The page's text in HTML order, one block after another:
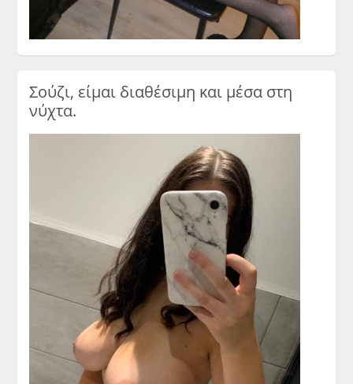
Σούζι, είμαι διαθέσιμη και μέσα στη
νύχτα.